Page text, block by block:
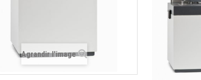
Agrandir l'image